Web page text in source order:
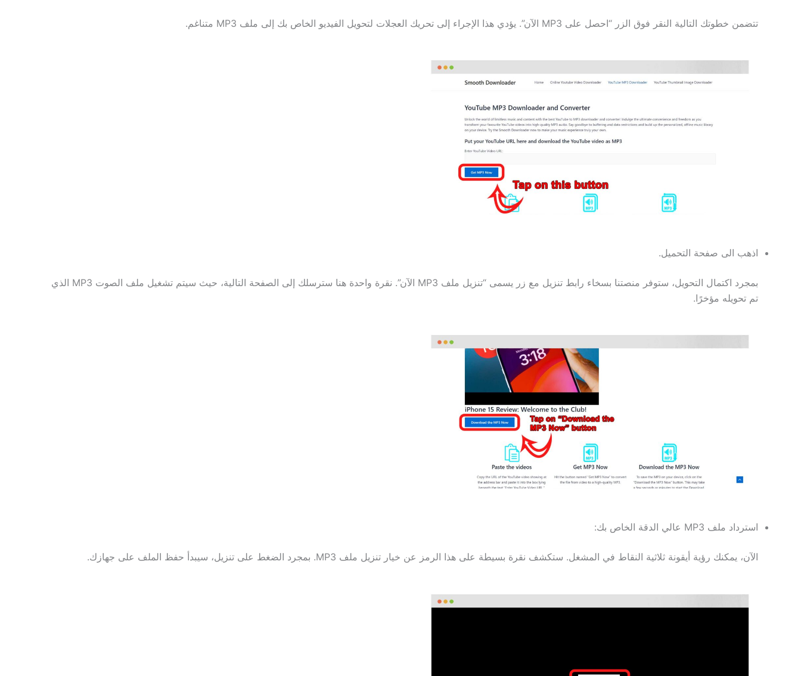
تتضمن خطوتك التالية النقر فوق الزر “احصل على MP3 الآن”. يؤدي هذا الإجراء إلى تحريك العجلات لتحويل الفيديو الخاص بك إلى ملف MP3 متناغم.
اذهب الى صفحة التحميل.
بمجرد اكتمال التحويل، ستوفر منصتنا بسخاء رابط تنزيل مع زر يسمى “تنزيل ملف MP3 الآن”. نقرة واحدة هنا سترسلك إلى الصفحة التالية، حيث سيتم تشغيل ملف الصوت MP3 الذي
تم تحويله مؤخرًا.
استرداد ملف MP3 عالي الدقة الخاص بك:
الآن، يمكنك رؤية أيقونة ثلاثية النقاط في المشغل. ستكشف نقرة بسيطة على هذا الرمز عن خيار تنزيل ملف MP3. بمجرد الضغط على تنزيل، سيبدأ حفظ الملف على جهازك.